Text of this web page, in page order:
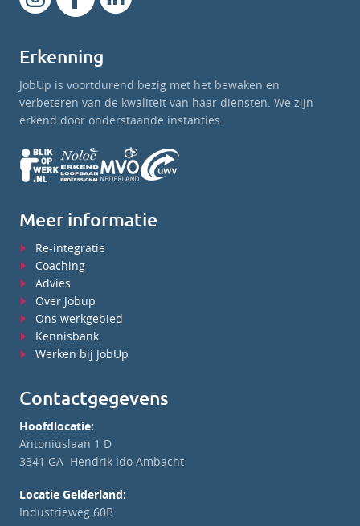
Erkenning
JobUp is voortdurend bezig met het bewaken en
verbeteren van de kwaliteit van haar diensten. We zijn
erkend door onderstaande instanties.
Meer informatie
Re-integratie
Coaching
Advies
Over Jobup
Ons werkgebied
Kennisbank
Werken bij JobUp
Contactgegevens
Hoofdlocatie:
Antoniuslaan 1 D
3341 GA Hendrik Ido Ambacht
Locatie Gelderland:
Industrieweg 60B